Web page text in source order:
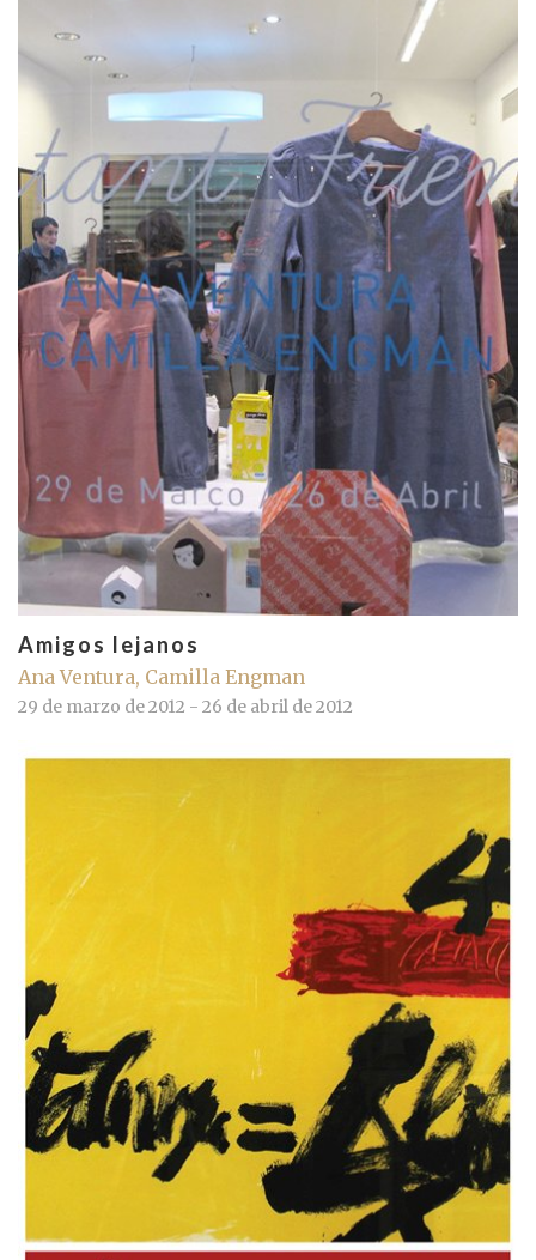
Amigos lejanos
Ana Ventura, Camilla Engman
29 de marzo de 2012 - 26 de abril de 2012